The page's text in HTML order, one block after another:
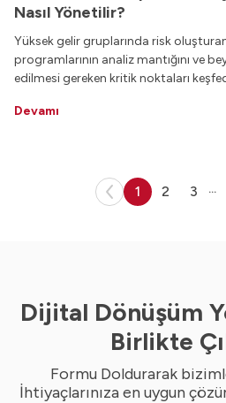
Nasıl Yönetilir?
Yüksek gelir gruplarında risk
programlarının analiz mantığını ve
edilmesi gereken kritik noktaları
Devamı
1 2 3 ...
Dijital Dönüşüm
Birlikte
Formu Doldurarak
İhtiyaçlarınıza en uygun